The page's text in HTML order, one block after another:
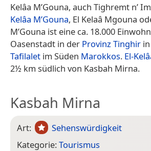
Kelâa M’Gouna, auch Tighremt n’
Kelâa M’Gouna, El Kelaâ Mgouna
M’Gouna ist eine ca. 18.000
Oasenstadt in der Provinz Tinghir
Tafilalet im Süden Marokkos. El-
2½ km südlich von Kasbah Mirna.
Kasbah Mirna
Art:
Sehenswürdigkeit
Kategorie:Tourismus